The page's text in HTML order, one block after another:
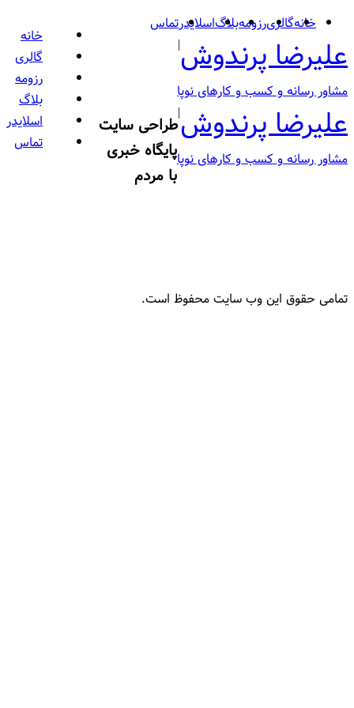
خانه
گالری
رزومه
بلاگ
اسلایدر
تماس
خانهگالریرزومهبلاگاسلایدرتماس
علیرضا پرندوش|
مشاور رسانه‌ و کسب و کارهای نوپا
علیرضا پرندوش|
مشاور رسانه‌ و کسب و کارهای نوپا
طراحی سایت
پایگاه خبری
با مردم
تمامی حقوق این وب سایت محفوظ است.